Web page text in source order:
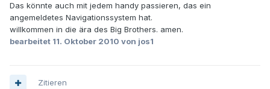
Das könnte auch mit jedem handy passieren, das ein
angemeldetes Navigationssystem hat.
willkommen in die ära des Big Brothers. amen.
bearbeitet 11. Oktober 2010 von jos1
Zitieren